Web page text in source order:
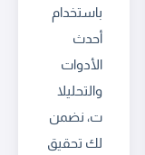
باستخدام
أحدث
الأدوات
والتحليلا
ت، نضمن
لك تحقيق